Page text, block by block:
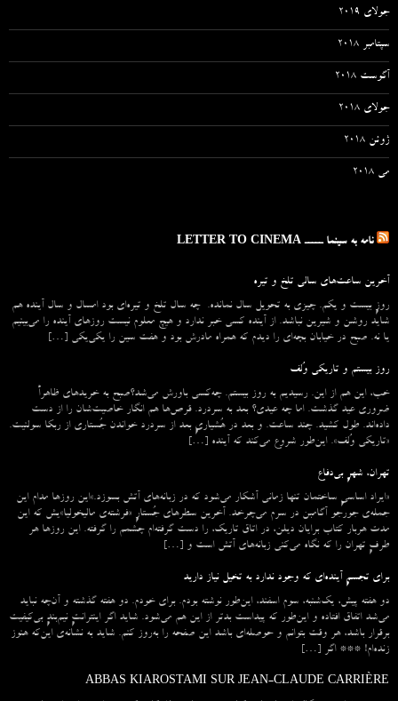
جولای 2019
سپتامبر 2018
آگوست 2018
جولای 2018
ژوئن 2018
می 2018
نامه به سینما ـــــ LETTER TO CINEMA
آخرین ساعت‌های سالی تلخ و تیره
روزِ بیست و یکم. چیزی به تحویل سال نمانده. چه سال تلخ و تیره‌ای بود امسال و سال آینده هم
شاید روشن و شیرین نباشد. از آینده کسی خبر ندارد و هیچ معلوم نیست روزهای آینده را می‌بینیم
یا نه. صبح در خیابان بچه‌ای را دیدم که همراه مادرش بود و هفت سین را یکی‌یکی […]
روز بیستم و تاریکی وُلف
خب، این هم از این. رسیدیم به روز بیستم. چه‌کسی باورش می‌شد؟صبح به خریدهای ظاهراً
ضروری عید گذشت. اما چه عیدی؟ بعد به سردرد. قرص‌ها هم انگار خاصیت‌شان را از دست
داده‌اند. طول کشید. چند ساعت. و بعد در هُشیاریِ بعد از سردرد خواندن جُستاری از ربکا سولنیت.
«تاریکی وُلف». این‌طور شروع می‌‌کند که آینده […]
تهران، شهرِ بی‌دفاع
«ایراد اساسیِ ساختمان تنها زمانی آشکار می‌شود که در زبانه‌‌های آتش بسوزد.»این روزها مدام این
جمله‌ی جورجو آگامبن در سرم می‌چرخد. آخرین سطرهای جُستارِ «فرشته‌ی مالیخولیا»یش که این
مدت هربار کتاب برایان دیلن، در اتاق تاریک، را دست گرفته‌ام چشمم را گرفته. این روزها هر
طرفِ تهران را که نگاه می‌کنی زبانه‌های آتش است و […]
برای تجسمِ آینده‌ای که وجود ندارد به تخیل نیاز دارید
دو هفته پیش، یک‌شنبه، سوم اسفند، این‌طور نوشته بودم. برای خودم. دو هفته گذشته و آن‌چه نباید
می‌شد اتفاق افتاده و این‌طور که پیداست بدتر از این هم می‌شود. شاید اگر اینترانتِ نیم‌بندِ بی‌کیفیت
برقرار باشد، هر وقت بتوانم و حوصله‌ای باشد این صفحه را به‌روز کنم. شاید به نشانه‌ی این‌که هنوز
زنده‌ام! *** اگر […]
ABBAS KIAROSTAMI SUR JEAN-CLAUDE CARRIÈRE